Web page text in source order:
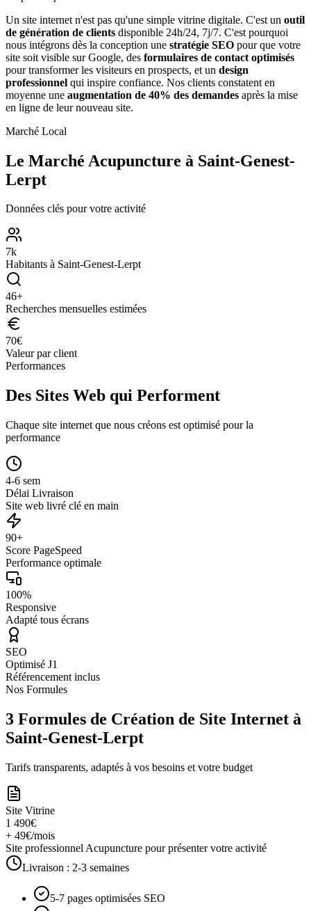
Un site internet n'est pas qu'une simple vitrine digitale. C'est un outil
de génération de clients disponible 24h/24, 7j/7. C'est pourquoi
nous intégrons dès la conception une stratégie SEO pour que votre
site soit visible sur Google, des formulaires de contact optimisés
pour transformer les visiteurs en prospects, et un design
professionnel qui inspire confiance. Nos clients constatent en
moyenne une augmentation de 40% des demandes après la mise
en ligne de leur nouveau site.
Marché Local
Le Marché Acupuncture à Saint-Genest-
Lerpt
Données clés pour votre activité
7k
Habitants à Saint-Genest-Lerpt
46+
Recherches mensuelles estimées
70€
Valeur par client
Performances
Des Sites Web qui Performent
Chaque site internet que nous créons est optimisé pour la
performance
4-6 sem
Délai Livraison
Site web livré clé en main
90+
Score PageSpeed
Performance optimale
100%
Responsive
Adapté tous écrans
SEO
Optimisé J1
Référencement inclus
Nos Formules
3 Formules de Création de Site Internet à
Saint-Genest-Lerpt
Tarifs transparents, adaptés à vos besoins et votre budget
Site Vitrine
1 490€
+ 49€/mois
Site professionnel Acupuncture pour présenter votre activité
Livraison : 2-3 semaines
5-7 pages optimisées SEO